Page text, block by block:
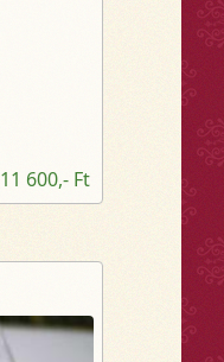
11 600,- Ft